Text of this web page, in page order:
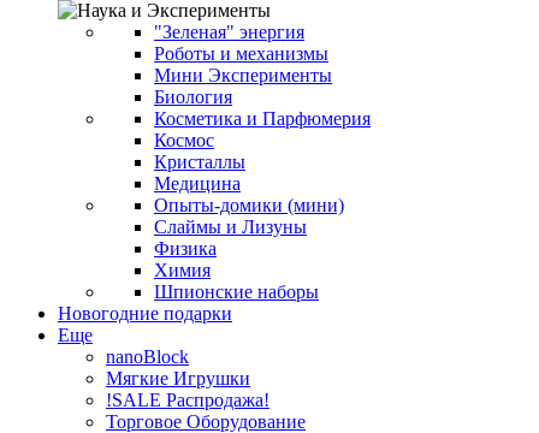
"Зеленая" энергия
Роботы и механизмы
Мини Эксперименты
Биология
Косметика и Парфюмерия
Космос
Кристаллы
Медицина
Опыты-домики (мини)
Слаймы и Лизуны
Физика
Химия
Шпионские наборы
Новогодние подарки
Еще
nanoBlock
Мягкие Игрушки
!SALE Распродажа!
Торговое Оборудование